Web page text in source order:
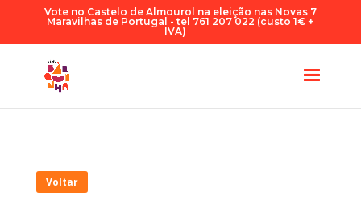
Vote no Castelo de Almourol na eleição nas Novas 7
Maravilhas de Portugal - tel 761 207 022 (custo 1€ +
IVA)
Voltar